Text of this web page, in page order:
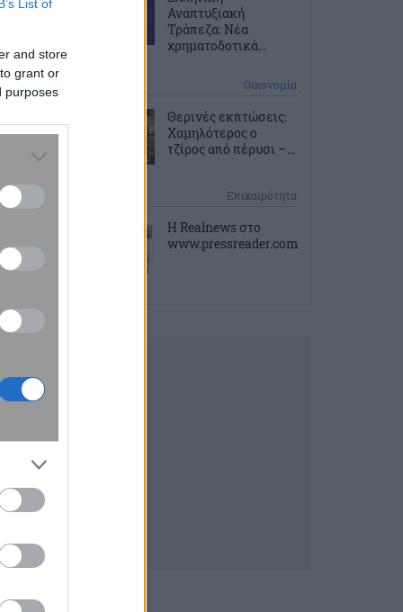
List of
and store
grant or
purposes
Αναπτυξιακή
Τράπεζα: Νέα
χρηματοδοτικά...
Οικονομία
Θερινές εκπτώσεις:
Χαμηλότερος ο
τζίρος από πέρυσι –...
Επικαιρότητα
Η Realnews στο
www.pressreader.com